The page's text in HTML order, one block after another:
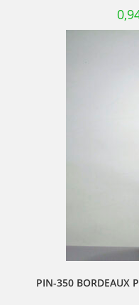
PIN-350 BORDEAUX